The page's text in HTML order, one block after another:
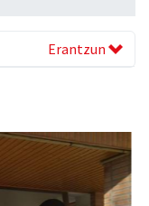
Erantzun